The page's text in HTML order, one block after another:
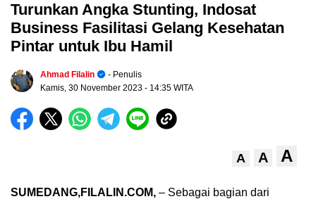
Turunkan Angka Stunting, Indosat
Business Fasilitasi Gelang Kesehatan
Pintar untuk Ibu Hamil
Ahmad Filalin
- Penulis
Kamis, 30 November 2023 - 14:35 WITA
A A A
SUMEDANG,FILALIN.COM, – Sebagai bagian dari